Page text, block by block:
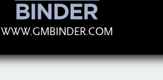
WWW.GMBINDER.COM